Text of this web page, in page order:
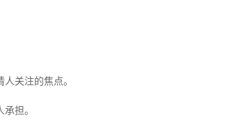
关注的焦点。
担。